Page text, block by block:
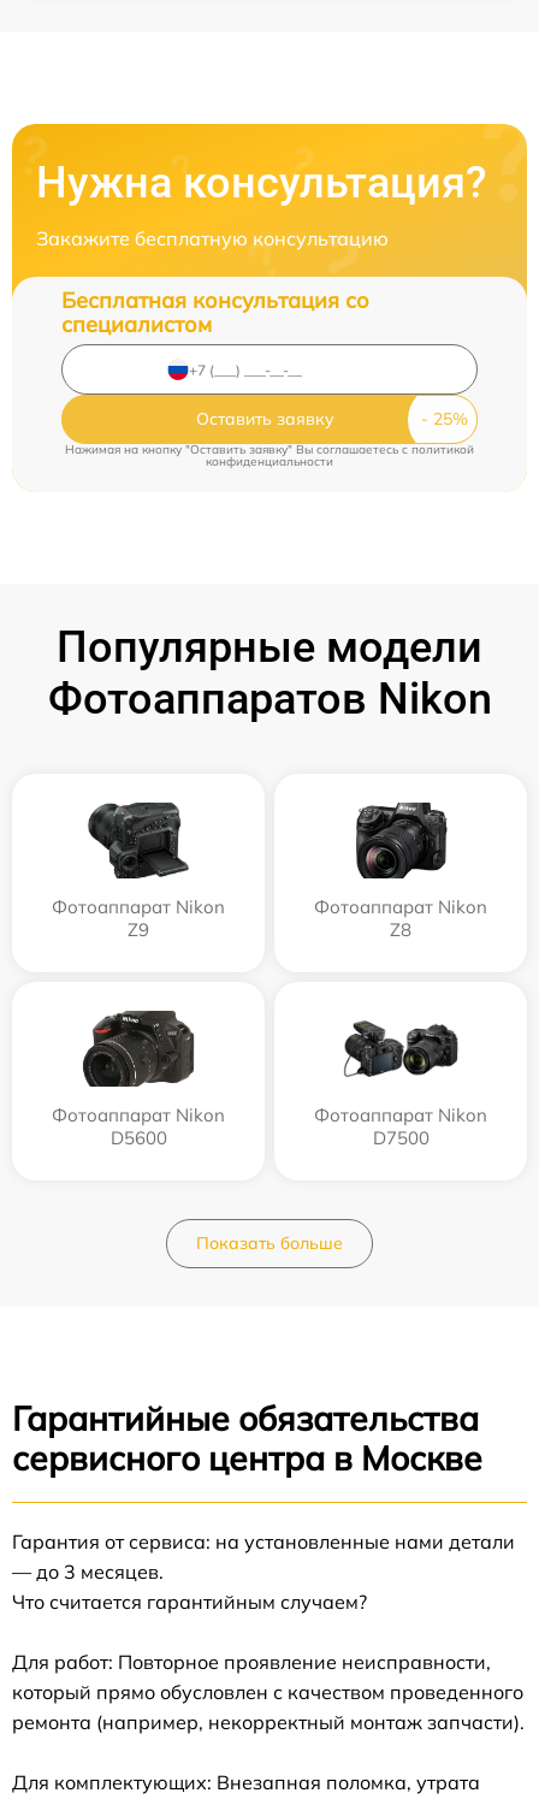
Нужна консультация?
Закажите бесплатную консультацию
Бесплатная консультация со
специалистом
Оставить заявку
Нажимая на кнопку "Оставить заявку" Вы соглашаетесь cполитикой
конфиденциальности
Популярные модели
Фотоаппаратов Nikon
Фотоаппарат Nikon
Z9
Фотоаппарат Nikon
Z8
Фотоаппарат Nikon
D5600
Фотоаппарат Nikon
D7500
Показать больше
Гарантийные обязательства
сервисного центра в Москве
Гарантия от сервиса: на установленные нами детали
— до 3 месяцев.
Что считается гарантийным случаем?
Для работ: Повторное проявление неисправности,
который прямо обусловлен с качеством проведенного
ремонта (например, некорректный монтаж запчасти).
Для комплектующих: Внезапная поломка, утрата